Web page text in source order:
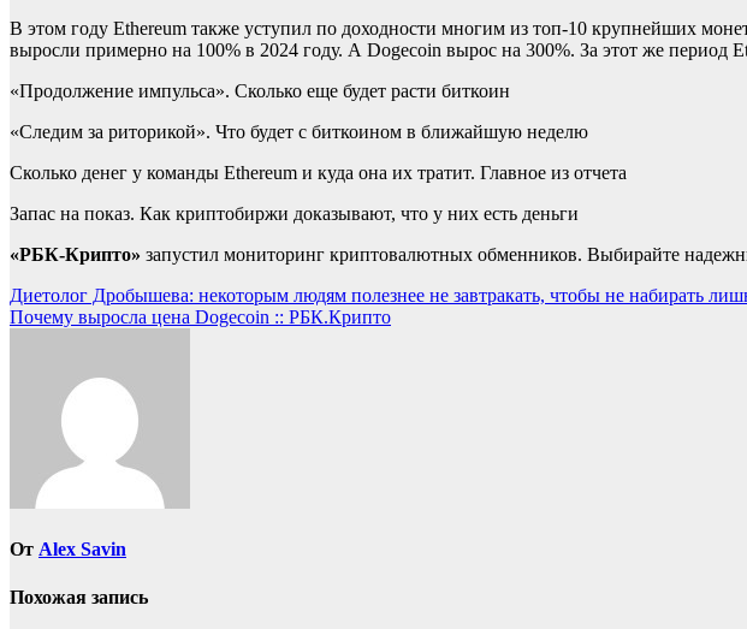
В этом году Ethereum также уступил по доходности многим из топ-10 крупнейших
выросли примерно на 100% в 2024 году. А Dogecoin вырос на 300%. За этот же период
«Продолжение импульса». Сколько еще будет расти биткоин
«Следим за риторикой». Что будет с биткоином в ближайшую неделю
Сколько денег у команды Ethereum и куда она их тратит. Главное из отчета
Запас на показ. Как криптобиржи доказывают, что у них есть деньги
«РБК-Крипто» запустил мониторинг криптовалютных обменников. Выбирайте
Навигация
по
Диетолог Дробышева: некоторым людям полезнее не завтракать, чтобы не набирать
Почему выросла цена Dogecoin :: РБК.Крипто
От Alex Savin
Похожая запись